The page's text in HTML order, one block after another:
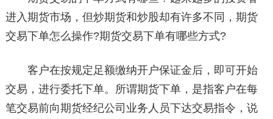
进入期货市场，但炒期货和炒股却有许多不同，期货
交易下单怎么操作?期货交易下单有哪些方式?
客户在按规定足额缴纳开户保证金后，即可开始
交易，进行委托下单。所谓期货下单，是指客户在每
笔交易前向期货经纪公司业务人员下达交易指令，说